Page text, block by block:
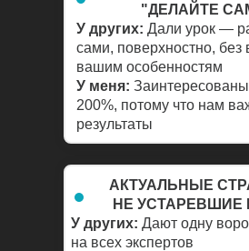
АКТУАЛЬНЫЕ
НЕ УСТАРЕВШИЕ
У других: Дают одну
на всех экспертов
"ДЕЛАЙТЕ
У других: Дали урок —
сами, поверхностно, без
вашим особенностям
У меня:
200%, потому что нам
результаты